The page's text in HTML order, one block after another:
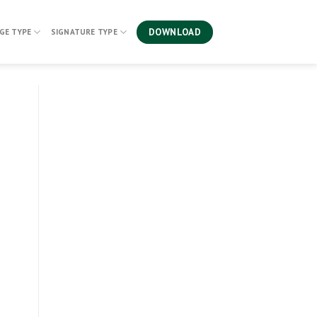
TYPE SIGNATURE TYPE DOWNLOAD